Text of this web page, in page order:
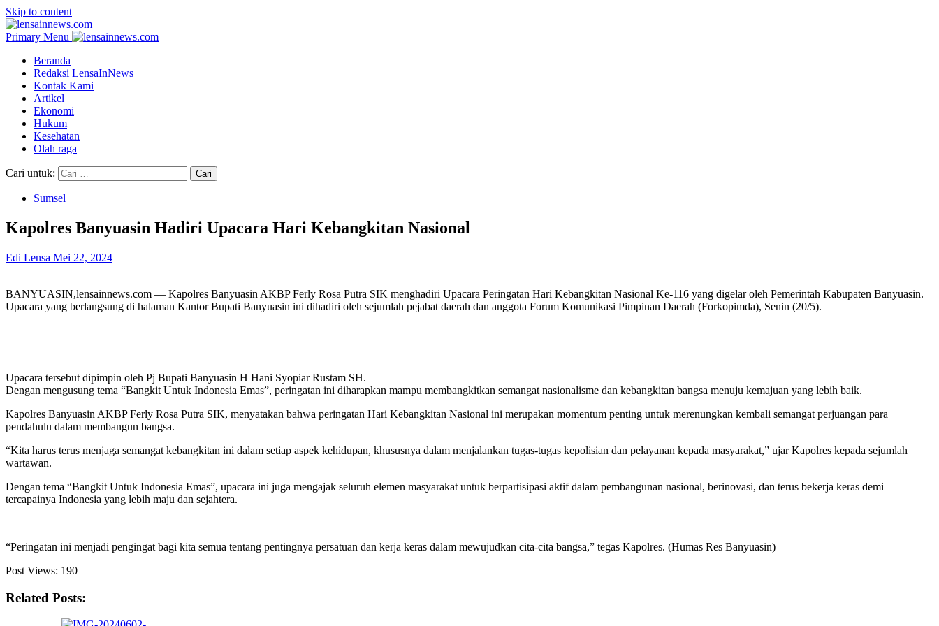
Skip to content
Primary Menu
Beranda
Redaksi LensaInNews
Kontak Kami
Artikel
Ekonomi
Hukum
Kesehatan
Olah raga
Cari untuk:
Sumsel
Kapolres Banyuasin Hadiri Upacara Hari Kebangkitan Nasional
Edi Lensa Mei 22, 2024
BANYUASIN,lensainnews.com — Kapolres Banyuasin AKBP Ferly Rosa Putra SIK menghadiri Upacara Peringatan Hari Kebangkitan Nasional Ke-116 yang digelar oleh Pemerintah Kabupaten Banyuasin.
Upacara yang berlangsung di halaman Kantor Bupati Banyuasin ini dihadiri oleh sejumlah pejabat daerah dan anggota Forum Komunikasi Pimpinan Daerah (Forkopimda), Senin (20/5).
Upacara tersebut dipimpin oleh Pj Bupati Banyuasin H Hani Syopiar Rustam SH.
Dengan mengusung tema “Bangkit Untuk Indonesia Emas”, peringatan ini diharapkan mampu membangkitkan semangat nasionalisme dan kebangkitan bangsa menuju kemajuan yang lebih baik.
Kapolres Banyuasin AKBP Ferly Rosa Putra SIK, menyatakan bahwa peringatan Hari Kebangkitan Nasional ini merupakan momentum penting untuk merenungkan kembali semangat perjuangan para
pendahulu dalam membangun bangsa.
“Kita harus terus menjaga semangat kebangkitan ini dalam setiap aspek kehidupan, khususnya dalam menjalankan tugas-tugas kepolisian dan pelayanan kepada masyarakat,” ujar Kapolres kepada sejumlah
wartawan.
Dengan tema “Bangkit Untuk Indonesia Emas”, upacara ini juga mengajak seluruh elemen masyarakat untuk berpartisipasi aktif dalam pembangunan nasional, berinovasi, dan terus bekerja keras demi
tercapainya Indonesia yang lebih maju dan sejahtera.
“Peringatan ini menjadi pengingat bagi kita semua tentang pentingnya persatuan dan kerja keras dalam mewujudkan cita-cita bangsa,” tegas Kapolres. (Humas Res Banyuasin)
Post Views: 190
Related Posts: